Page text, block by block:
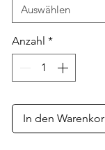
Auswählen
Anzahl *
In den